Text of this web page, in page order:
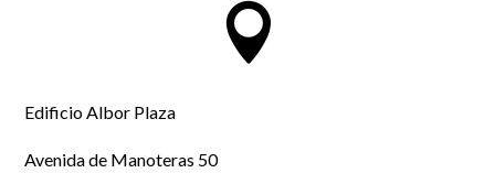

Edificio Albor Plaza
Avenida de Manoteras 50